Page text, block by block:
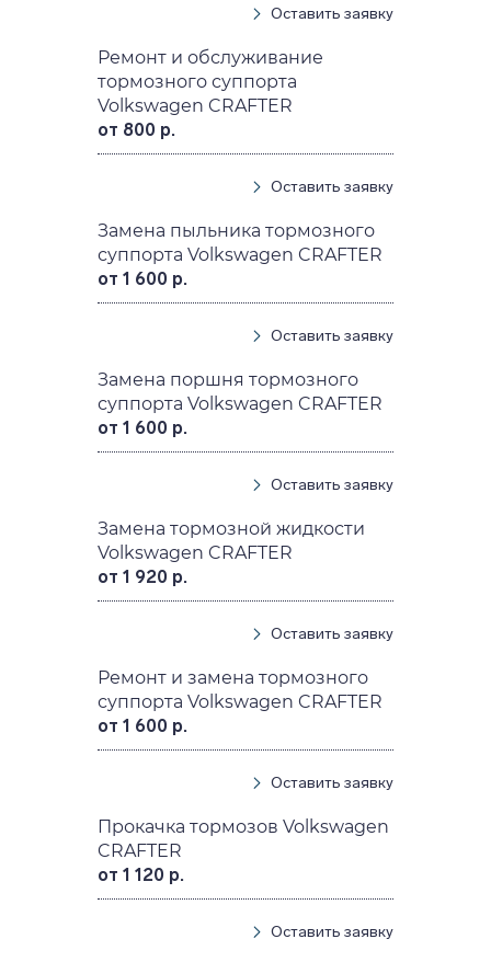
Оставить заявку
Ремонт и обслуживание
тормозного суппорта
Volkswagen CRAFTER
от 800 р.
Оставить заявку
Замена пыльника тормозного
суппорта Volkswagen CRAFTER
от 1 600 р.
Оставить заявку
Замена поршня тормозного
суппорта Volkswagen CRAFTER
от 1 600 р.
Оставить заявку
Замена тормозной жидкости
Volkswagen CRAFTER
от 1 920 р.
Оставить заявку
Ремонт и замена тормозного
суппорта Volkswagen CRAFTER
от 1 600 р.
Оставить заявку
Прокачка тормозов Volkswagen
CRAFTER
от 1 120 р.
Оставить заявку